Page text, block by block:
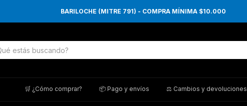
BARILOCHE (MITRE 791) - COMPRA MÍNIMA $10.000
🛒 ¿Cómo comprar? 📦 Pago y envíos ⚖️ Cambios y devoluciones